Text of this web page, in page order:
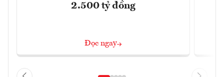
2.500 tỷ đồng
Đọc ngay